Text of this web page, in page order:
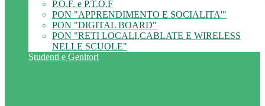
P.O.F. e P.T.O.F
PON "APPRENDIMENTO E SOCIALITA'"
PON "DIGITAL BOARD"
PON "RETI LOCALI,CABLATE E WIRELESS
NELLE SCUOLE"
Studenti e Genitori